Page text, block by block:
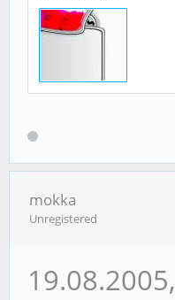
mokka
Unregistered